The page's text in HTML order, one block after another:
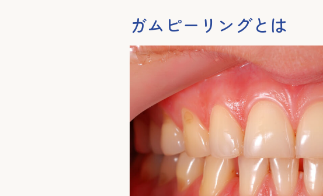
ガムピーリングとは